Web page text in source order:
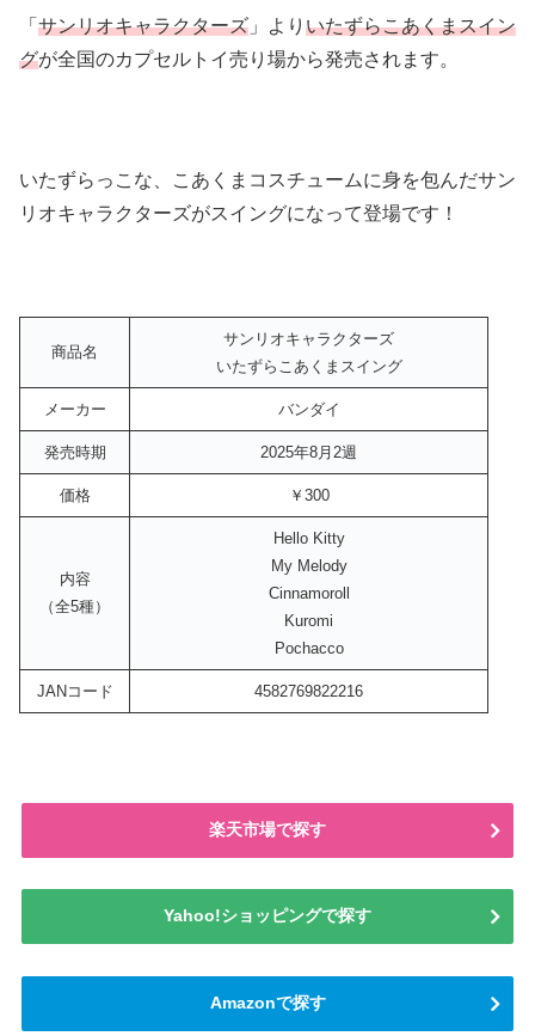
「 サンリオキャラクターズ 」より いたずらこあくまスイン
グが全国のカプセルトイ売り場から発売されます。
いたずらっこな、こあくまコスチュームに身を包んだサン
リオキャラクターズがスイングになって登場です！
商品名
サンリオキャラクターズ
いたずらこあくまスイング
メーカー バンダイ
発売時期 2025年8月2週
価格 ￥300
内容
（全5種）
Hello Kitty
My Melody
Cinnamoroll
Kuromi
Pochacco
JANコード 4582769822216
楽天市場で探す
Yahoo!ショッピングで探す
Amazonで探す